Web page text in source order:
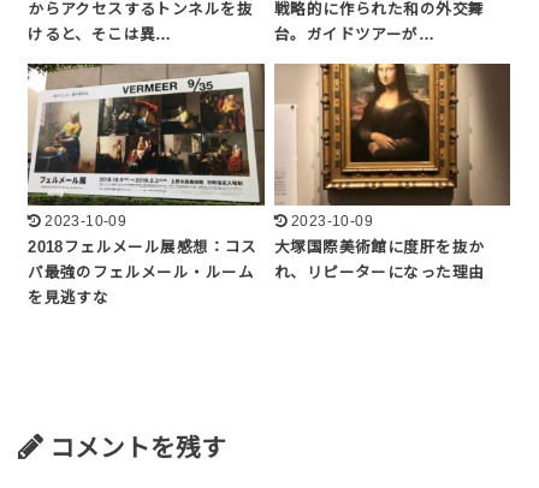
からアクセスするトンネルを抜
けると、そこは異…
戦略的に作られた和の外交舞
台。ガイドツアーが…
2023-10-09
2018フェルメール展感想：コス
パ最強のフェルメール・ルーム
を見逃すな
2023-10-09
大塚国際美術館に度肝を抜か
れ、リピーターになった理由
コメントを残す